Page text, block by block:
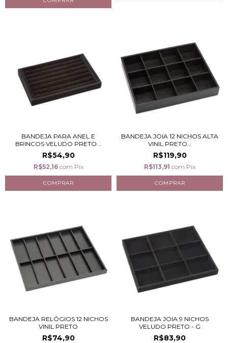
BANDEJA PARA ANEL E
BRINCOS VELUDO PRETO...
R$54,90
R$52,16 com Pix
BANDEJA JOIA 12 NICHOS ALTA
VINIL PRETO...
R$119,90
R$113,91 com Pix
BANDEJA RELÓGIOS 12 NICHOS
VINIL PRETO
R$74,90
BANDEJA JOIA 9 NICHOS
VELUDO PRETO - G
R$83,90